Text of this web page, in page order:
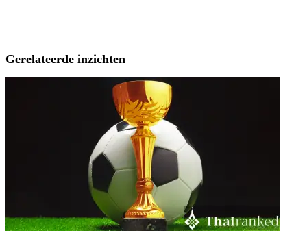
Gerelateerde inzichten